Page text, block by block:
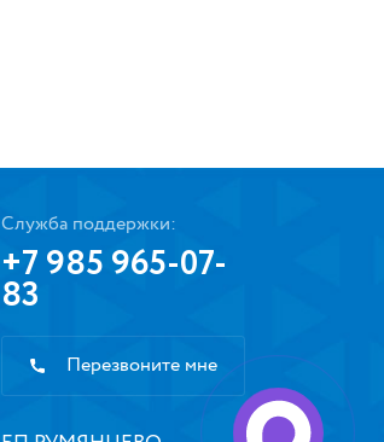
Служба поддержки:
+7 985 965-07-
83
Перезвоните мне